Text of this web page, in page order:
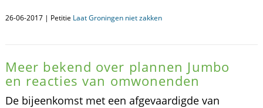
26-06-2017 | Petitie Laat Groningen niet zakken
Meer bekend over plannen Jumbo
en reacties van omwonenden
De bijeenkomst met een afgevaardigde van